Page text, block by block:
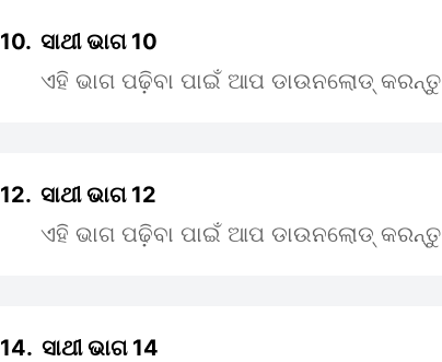
10. ସାଥୀ ଭାଗ 10
ଏହି ଭାଗ ପଢ଼ିବା ପାଇଁ ଆପ ଡାଉନଲୋଡ୍ କରନ୍ତୁ
12. ସାଥୀ ଭାଗ 12
ଏହି ଭାଗ ପଢ଼ିବା ପାଇଁ ଆପ ଡାଉନଲୋଡ୍ କରନ୍ତୁ
14. ସାଥୀ ଭାଗ 14